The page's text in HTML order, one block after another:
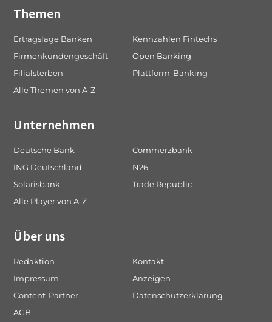
Themen
Ertragslage Banken
Kennzahlen Fintechs
Firmenkundengeschäft
Open Banking
Filialsterben
Plattform-Banking
Alle Themen von A-Z
Unternehmen
Deutsche Bank
Commerzbank
ING Deutschland
N26
Solarisbank
Trade Republic
Alle Player von A-Z
Über uns
Redaktion
Kontakt
Impressum
Anzeigen
Content-Partner
Datenschutzerklärung
AGB